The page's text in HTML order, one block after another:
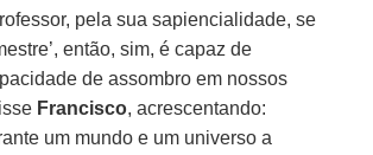
pela sua sapiencialidade, se
então, sim, é capaz de
de assombro em nossos
Francisco, acrescentando:
um mundo e um universo a